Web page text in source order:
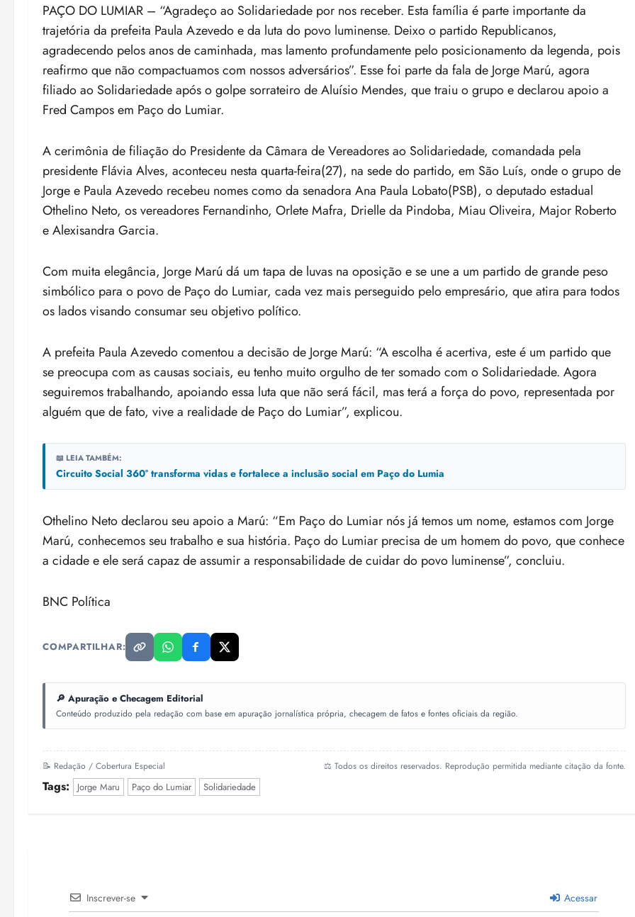
PAÇO DO LUMIAR – “Agradeço ao Solidariedade por nos receber. Esta família é parte importante da
trajetória da prefeita Paula Azevedo e da luta do povo luminense. Deixo o partido Republicanos,
agradecendo pelos anos de caminhada, mas lamento profundamente pelo posicionamento da legenda, pois
reafirmo que não compactuamos com nossos adversários”. Esse foi parte da fala de Jorge Marú, agora
filiado ao Solidariedade após o golpe sorrateiro de Aluísio Mendes, que traiu o grupo e declarou apoio a
Fred Campos em Paço do Lumiar.
A cerimônia de filiação do Presidente da Câmara de Vereadores ao Solidariedade, comandada pela
presidente Flávia Alves, aconteceu nesta quarta-feira(27), na sede do partido, em São Luís, onde o grupo de
Jorge e Paula Azevedo recebeu nomes como da senadora Ana Paula Lobato(PSB), o deputado estadual
Othelino Neto, os vereadores Fernandinho, Orlete Mafra, Drielle da Pindoba, Miau Oliveira, Major Roberto
e Alexisandra Garcia.
Com muita elegância, Jorge Marú dá um tapa de luvas na oposição e se une a um partido de grande peso
simbólico para o povo de Paço do Lumiar, cada vez mais perseguido pelo empresário, que atira para todos
os lados visando consumar seu objetivo político.
A prefeita Paula Azevedo comentou a decisão de Jorge Marú: “A escolha é acertiva, este é um partido que
se preocupa com as causas sociais, eu tenho muito orgulho de ter somado com o Solidariedade. Agora
seguiremos trabalhando, apoiando essa luta que não será fácil, mas terá a força do povo, representada por
alguém que de fato, vive a realidade de Paço do Lumiar”, explicou.
📖 LEIA TAMBÉM:
Circuito Social 360° transforma vidas e fortalece a inclusão social em Paço do Lumia
Othelino Neto declarou seu apoio a Marú: “Em Paço do Lumiar nós já temos um nome, estamos com Jorge
Marú, conhecemos seu trabalho e sua história. Paço do Lumiar precisa de um homem do povo, que conhece
a cidade e ele será capaz de assumir a responsabilidade de cuidar do povo luminense”, concluiu.
BNC Política
COMPARTILHAR:
🔎 Apuração e Checagem Editorial
Conteúdo produzido pela redação com base em apuração jornalística própria, checagem de fatos e fontes oficiais da região.
📝 Redação / Cobertura Especial ⚖️ Todos os direitos reservados. Reprodução permitida mediante citação da fonte.
Tags: Jorge Maru Paço do Lumiar Solidariedade
Inscrever-se Acessar